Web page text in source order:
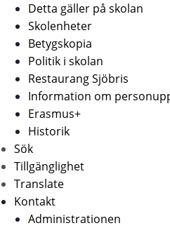
Detta gäller på skolan
Skolenheter
Betygskopia
Politik i skolan
Restaurang Sjöbris
Information om
Erasmus+
Historik
Sök
Tillgänglighet
Translate
Kontakt
Administrationen